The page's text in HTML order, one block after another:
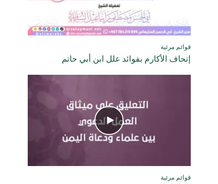
قوائم مرئية
إتحاف الأكارم بفوائد علل ابن أبي حاتم
قوائم مرئية